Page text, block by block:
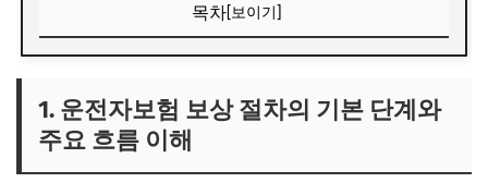
목차[보이기]
1) 사고 신고와 초기 대응
2) 보상 청구를 위한 서류 준비
3) 보험사 심사 과정과 심사 기준
1. 운전자보험 보상 절차의 기본 단계와
주요 흐름 이해